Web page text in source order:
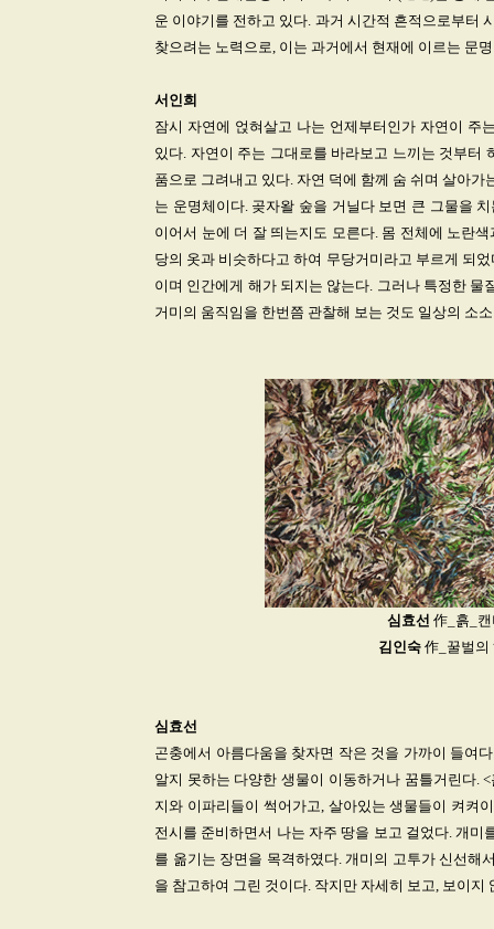
운 이야기를 전하고 있다. 과거 시간적 흔적으로부터
찾으려는 노력으로, 이는 과거에서 현재에 이르는 문
서인희
잠시 자연에 얹혀살고 나는 언제부터인가 자연이 주
있다. 자연이 주는 그대로를 바라보고 느끼는 것부터
품으로 그려내고 있다. 자연 덕에 함께 숨 쉬며 살아
는 운명체이다. 곶자왈 숲을 거닐다 보면 큰 그물을
이어서 눈에 더 잘 띄는지도 모른다. 몸 전체에 노란
당의 옷과 비슷하다고 하여 무당거미라고 부르게 되
이며 인간에게 해가 되지는 않는다. 그러나 특정한
거미의 움직임을 한번쯤 관찰해 보는 것도 일상의 소
심효선 作_흙_
김인숙作_꿀벌의
심효선
곤충에서 아름다움을 찾자면 작은 것을 가까이 들여
알지 못하는 다양한 생물이 이동하거나 꿈틀거린다.
지와 이파리들이 썩어가고, 살아있는 생물들이 켜켜
전시를 준비하면서 나는 자주 땅을 보고 걸었다. 개
를 옮기는 장면을 목격하였다. 개미의 고투가 신선해
을 참고하여 그린 것이다. 작지만 자세히 보고, 보이지